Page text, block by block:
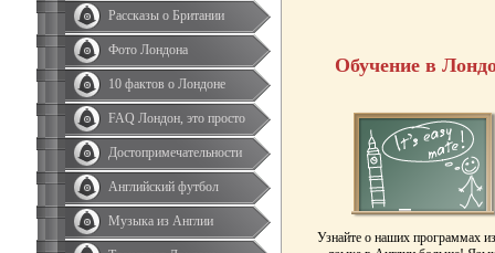
Рассказы о Британии
Фото Лондона
10 фактов о Лондоне
FAQ Лондон, это просто
Достопримечательности
Английский футбол
Музыка из Англии
Обучение в
Узнайте о наших программах